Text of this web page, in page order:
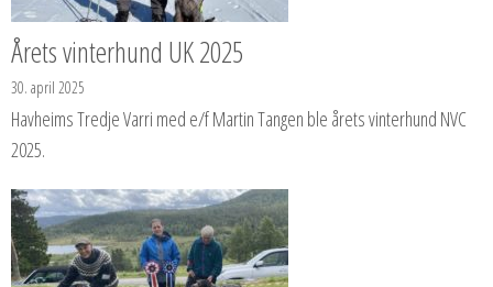
Årets vinterhund UK 2025
30. april 2025
Havheims Tredje Varri med e/f Martin Tangen ble årets vinterhund NVC
2025.